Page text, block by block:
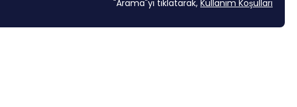
"Arama"yı tıklatarak, Kullanım Koşulları